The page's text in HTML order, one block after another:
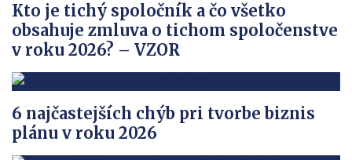
Kto je tichý spoločník a čo všetko
obsahuje zmluva o tichom spoločenstve
v roku 2026? – VZOR
6 najčastejších chýb pri tvorbe biznis
plánu v roku 2026